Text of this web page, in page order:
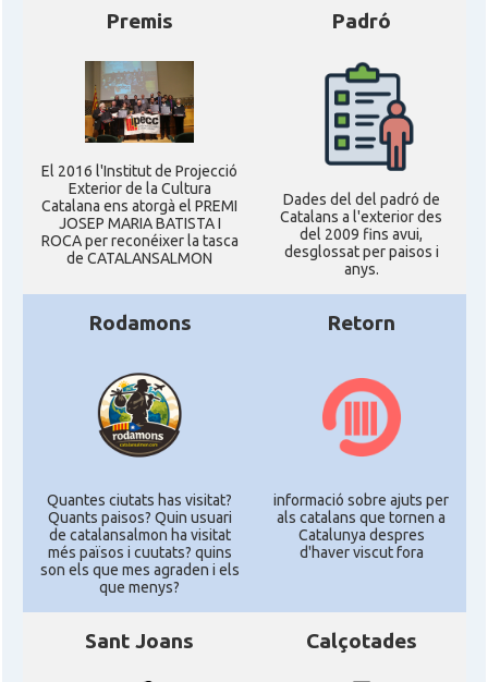
Premis
El 2016 l'Institut de Projecció
Exterior de la Cultura
Catalana ens atorgà el PREMI
JOSEP MARIA BATISTA I
ROCA per reconéixer la tasca
de CATALANSALMON
Padró
Dades del del padró de
Catalans a l'exterior des
del 2009 fins avui,
desglossat per paisos i
anys.
Rodamons
Quantes ciutats has visitat?
Quants paisos? Quin usuari
de catalansalmon ha visitat
més països i cuutats? quins
son els que mes agraden i els
que menys?
Retorn
informació sobre ajuts per
als catalans que tornen a
Catalunya despres
d'haver viscut fora
Sant Joans Calçotades